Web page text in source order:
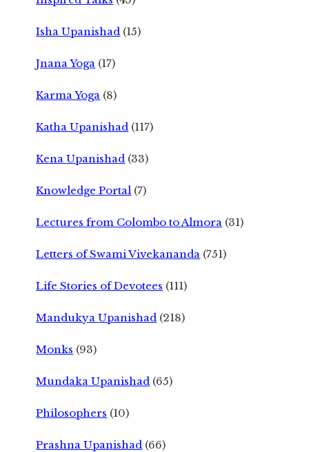
Isha Upanishad (15)
Jnana Yoga (17)
Karma Yoga (8)
Katha Upanishad (117)
Kena Upanishad (33)
Knowledge Portal (7)
Lectures from Colombo to Almora (31)
Letters of Swami Vivekananda (751)
Life Stories of Devotees (111)
Mandukya Upanishad (218)
Monks (93)
Mundaka Upanishad (65)
Philosophers (10)
Prashna Upanishad (66)